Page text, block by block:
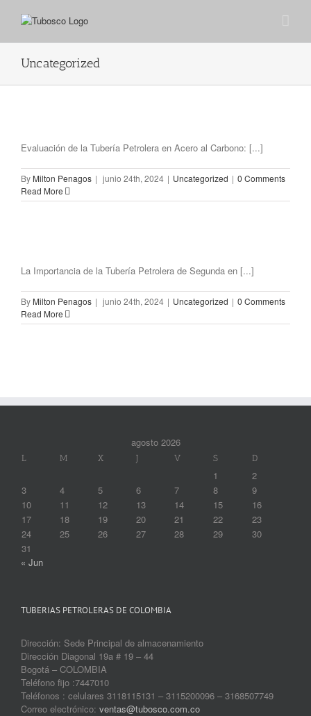
Uncategorized
Evaluación de la Tubería Petrolera en Acero al Carbono: [...]
By Milton Penagos | junio 24th, 2024 | Uncategorized | 0 Comments
Read More
La Importancia de la Tubería Petrolera de Segunda en [...]
By Milton Penagos | junio 24th, 2024 | Uncategorized | 0 Comments
Read More
agosto 2026
L M X J V S D
1
2
3
4 5 6 7 8
9
10
11 12 13 14 15
16
17
18 19 20 21 22
23
24
25 26 27 28 29
30
31
« Jun
TUBERIAS PETROLERAS DE COLOMBIA
Dirección: Sede Principal de almacenamiento
Dirección Diagonal 19a # 19 – 44
Bogotá – COLOMBIA
Teléfono fijo :7447010
Teléfonos : celulares 3118115131 – 3115200096 – 3168507749
Correo electrónico: ventas@tubosco.com.co